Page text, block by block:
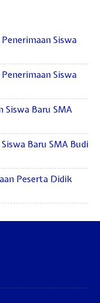
Siswa
Siswa
Siswa Baru SMA
Baru SMA Budi
Peserta Didik